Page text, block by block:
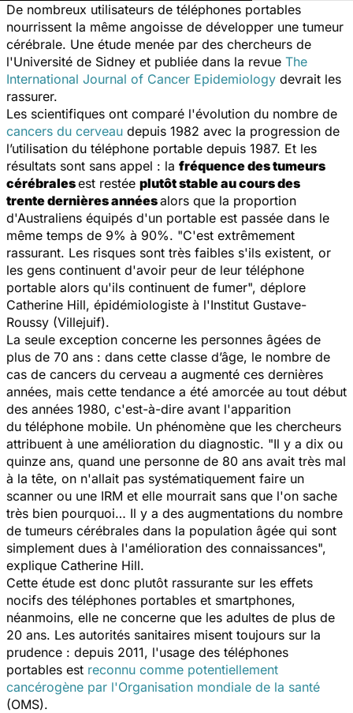
De nombreux utilisateurs de téléphones portables
nourrissent la même angoisse de développer une tumeur
cérébrale. Une étude menée par des chercheurs de
l'Université de Sidney et publiée dans la revue The
International Journal of Cancer Epidemiology devrait les
rassurer.
Les scientifiques ont comparé l'évolution du nombre de
cancers du cerveau depuis 1982 avec la progression de
l’utilisation du téléphone portable depuis 1987. Et les
résultats sont sans appel : la fréquence des tumeurs
cérébralesest restée plutôt stable au cours des
trente dernières annéesalors que la proportion
d'Australiens équipés d'un portable est passée dans le
même temps de 9% à 90%. "C'est extrêmement
rassurant. Les risques sont très faibles s'ils existent, or
les gens continuent d'avoir peur de leur téléphone
portable alors qu'ils continuent de fumer", déplore
Catherine Hill, épidémiologiste à l'Institut Gustave-
Roussy (Villejuif).
La seule exception concerne les personnes âgées de
plus de 70 ans : dans cette classe d’âge, le nombre de
cas de cancers du cerveau a augmenté ces dernières
années, mais cette tendance a été amorcée au tout début
des années 1980, c'est-à-dire avant l'apparition
du téléphone mobile. Un phénomène que les chercheurs
attribuent à une amélioration du diagnostic. "Il y a dix ou
quinze ans, quand une personne de 80 ans avait très mal
à la tête, on n'allait pas systématiquement faire un
scanner ou une IRM et elle mourrait sans que l'on sache
très bien pourquoi… Il y a des augmentations du nombre
de tumeurs cérébrales dans la population âgée qui sont
simplement dues à l'amélioration des connaissances",
explique Catherine Hill.
Cette étude est donc plutôt rassurante sur les effets
nocifs des téléphones portables et smartphones,
néanmoins, elle ne concerne que les adultes de plus de
20 ans. Les autorités sanitaires misent toujours sur la
prudence : depuis 2011, l'usage des téléphones
portables est reconnu comme potentiellement
cancérogène par l'Organisation mondiale de la santé
(OMS).